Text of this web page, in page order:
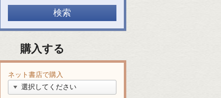
購入する
ネット書店で購入